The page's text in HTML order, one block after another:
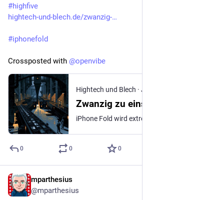
#highfive
hightech-und-blech.de/zwanzig-
#iphonefold
Crossposted with @openvibe
Hightech und Blech · Jul 21
Zwanzig zu eins
0 0 0
mparthesius
@mparthesius